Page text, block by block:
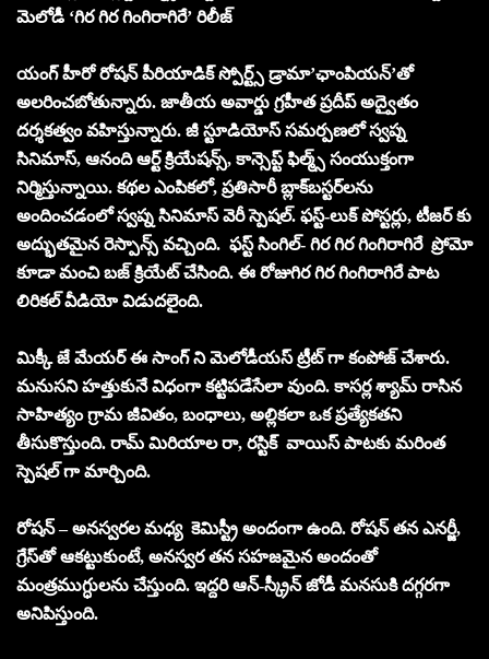
మెలోడీ ‘గిర గిర గింగిరాగిరే’ రిలీజ్
యంగ్ హీరో రోషన్ పీరియాడిక్ స్పోర్ట్స్ డ్రామా’ఛాంపియన్’తో
అలరించబోతున్నారు. జాతీయ అవార్డు గ్రహీత ప్రదీప్ అద్వైతం
దర్శకత్వం వహిస్తున్నారు. జీ స్టూడియోస్ సమర్పణలో స్వప్న
సినిమాస్, ఆనంది ఆర్ట్ క్రియేషన్స్, కాన్సెప్ట్ ఫిల్మ్స్ సంయుక్తంగా
నిర్మిస్తున్నాయి. కథల ఎంపికలో, ప్రతిసారీ బ్లాక్‌బస్టర్‌లను
అందించడంలో స్వప్న సినిమాస్ వెరీ స్పెషల్. ఫస్ట్-లుక్ పోస్టర్లు, టీజర్‌ కు
అద్భుతమైన రెస్పాన్స్ వచ్చింది. ఫస్ట్ సింగిల్- గిర గిర గింగిరాగిరే ప్రోమో
కూడా మంచి బజ్ క్రియేట్ చేసింది. ఈ రోజుగిర గిర గింగిరాగిరే పాట
లిరికల్ వీడియో విడుదలైంది.
మిక్కీ జే మేయర్ ఈ సాంగ్ ని మెలోడీయస్ ట్రీట్ గా కంపోజ్ చేశారు.
మనుసని హత్తుకునే విధంగా కట్టిపడేసేలా వుంది. కాసర్ల శ్యామ్ రాసిన
సాహిత్యం గ్రామ జీవితం, బంధాలు, అల్లికలా ఒక ప్రత్యేకతని
తీసుకొస్తుంది. రామ్ మిరియాల రా, రస్టిక్ వాయిస్ పాటకు మరింత
స్పెషల్ గా మార్చింది.
రోషన్ – అనస్వరల మధ్య కెమిస్ట్రీ అందంగా ఉంది. రోషన్ తన ఎనర్జీ,
గ్రేస్‌తో ఆకట్టుకుంటే, అనస్వర తన సహజమైన అందంతో
మంత్రముగ్ధులను చేస్తుంది. ఇద్దరి ఆన్-స్క్రీన్ జోడీ మనసుకి దగ్గరగా
అనిపిస్తుంది.